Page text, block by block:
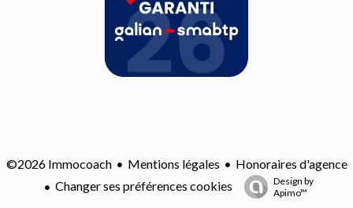
©2026 Immocoach Mentions légales
Honoraires d'agence
Changer ses préférences cookies
Design by
Apimo™